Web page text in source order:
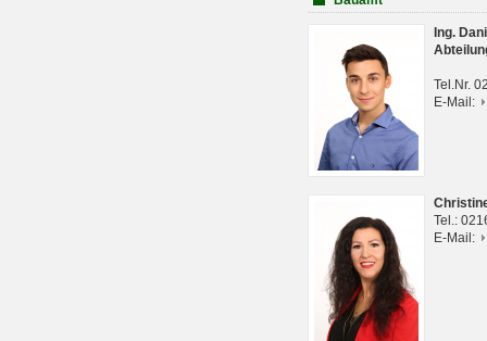
Ing.
Tel.Nr.
E-Mail:
Tel.:
E-Mail: